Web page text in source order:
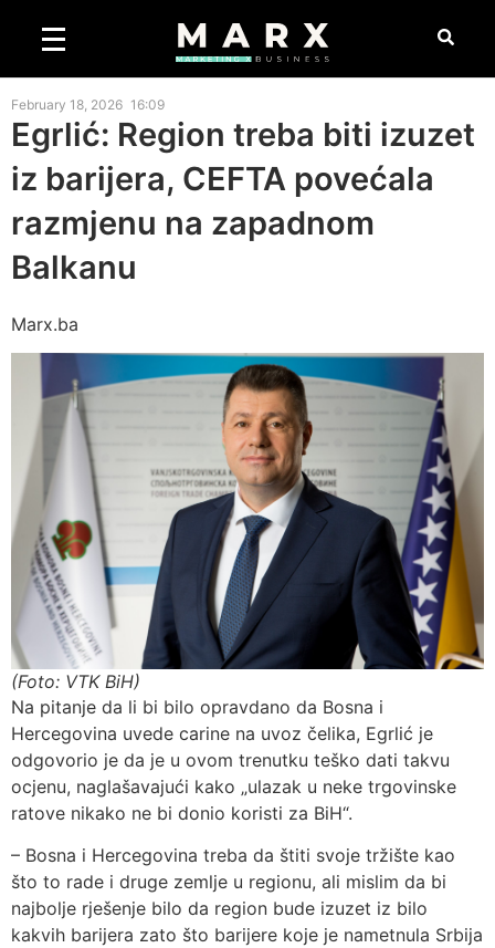
February 18, 2026 16:09
Egrlić: Region treba biti izuzet
iz barijera, CEFTA povećala
razmjenu na zapadnom
Balkanu
Marx.ba
(Foto: VTK BiH)
Na pitanje da li bi bilo opravdano da Bosna i
Hercegovina uvede carine na uvoz čelika, Egrlić je
odgovorio je da je u ovom trenutku teško dati takvu
ocjenu, naglašavajući kako „ulazak u neke trgovinske
ratove nikako ne bi donio koristi za BiH“.
– Bosna i Hercegovina treba da štiti svoje tržište kao
što to rade i druge zemlje u regionu, ali mislim da bi
najbolje rješenje bilo da region bude izuzet iz bilo
kakvih barijera zato što barijere koje je nametnula Srbija